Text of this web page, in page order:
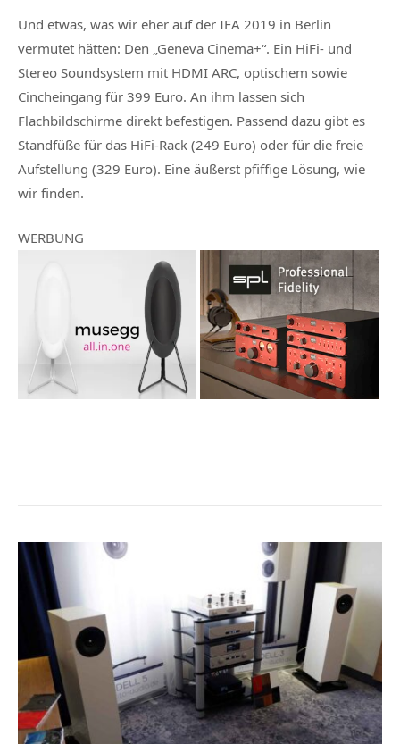
Und etwas, was wir eher auf der IFA 2019 in Berlin
vermutet hätten: Den „Geneva Cinema+“. Ein HiFi- und
Stereo Soundsystem mit HDMI ARC, optischem sowie
Cincheingang für 399 Euro. An ihm lassen sich
Flachbildschirme direkt befestigen. Passend dazu gibt es
Standfüße für das HiFi-Rack (249 Euro) oder für die freie
Aufstellung (329 Euro). Eine äußerst pfiffige Lösung, wie
wir finden.
WERBUNG